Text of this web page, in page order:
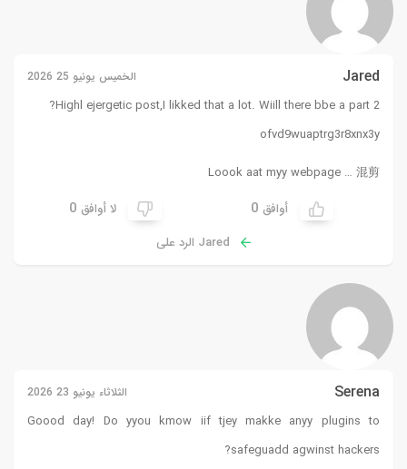
Jared الخميس يونيو 25 2026
Highl ejergetic post,I likked that a lot. Wiill there bbe a part 2?
ofvd9wuaptrg3r8xnx3y
Loook aat myy webpage … 混剪
أوافق 0 لا أوافق 0
Jared الرد على
Serena الثلاثاء يونيو 23 2026
Goood day! Do yyou kmow iif tjey makke anyy plugins to
safeguadd agwinst hackers?